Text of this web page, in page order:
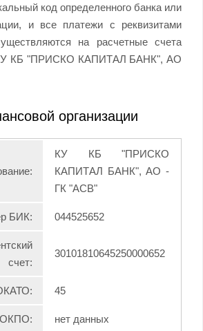
код определенного банка или
и все платежи с реквизитами
на расчетные счета
КУ КБ "ПРИСКО КАПИТАЛ БАНК", АО
организации
КУ КБ "ПРИСКО
КАПИТАЛ БАНК", АО -
ГК "АСВ"
БИК: 044525652
счет:
30101810645250000652
45
ОКПО: нет данных